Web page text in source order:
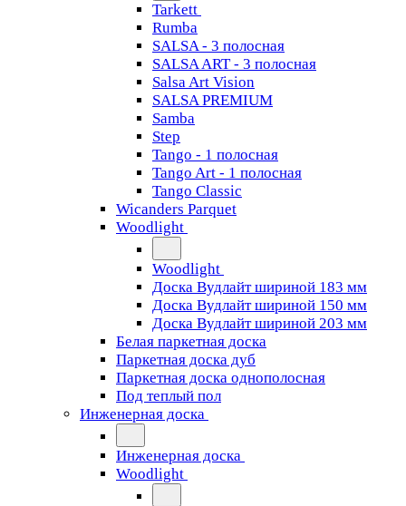
Tarkett
Rumba
SALSA - 3 полосная
SALSA ART - 3 полосная
Salsa Art Vision
SALSA PREMIUM
Samba
Step
Tango - 1 полосная
Tango Art - 1 полосная
Tango Classiс
Wicanders Parquet
Woodlight
Woodlight
Доска Вудлайт шириной 183 мм
Доска Вудлайт шириной 150 мм
Доска Вудлайт шириной 203 мм
Белая паркетная доска
Паркетная доска дуб
Паркетная доска однополосная
Под теплый пол
Инженерная доска
Инженерная доска
Woodlight